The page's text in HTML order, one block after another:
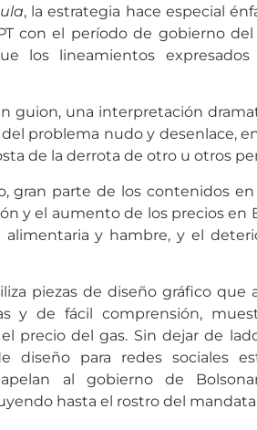
, la estrategia hace especial
con el período de gobierno
los lineamientos
guion, una interpretación
problema nudo y desenlace,
de la derrota de otro u otros
gran parte de los contenidos
y el aumento de los precios en
alimentaria y hambre, y el
piezas de diseño gráfico que
y de fácil comprensión,
precio del gas. Sin dejar de
diseño para redes sociales
al gobierno de
hasta el rostro del